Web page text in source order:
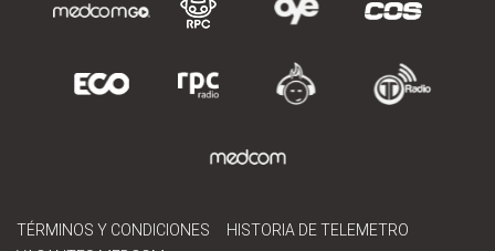
TÉRMINOS Y CONDICIONES
HISTORIA DE TELEMETRO